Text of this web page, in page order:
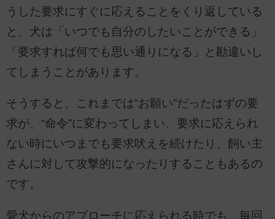
うした要求にすぐに応えることをくり返している
と、犬は「いつでも自分のしたいことができる」
「要求すれば何でも思い通りになる」と勘違いし
てしまうことがあります。
そうすると、これまでは“お願い”だったはずの要
求が、“命令”に変わってしまい、要求に応えられ
ない時にいつまでも要求吠えを続けたり、飼い主
さんに対して攻撃的になったりすることもあるの
です。
愛犬からのアプローチに応えられる時でも、毎回